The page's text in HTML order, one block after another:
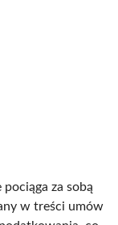
za sobą
w treści umów